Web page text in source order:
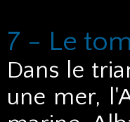
7 - Le
Dans le
une mer,